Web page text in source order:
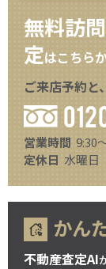
無料訪
定はこちら
ご来店予約と
営業時間 9:30
定休日 水曜日
かん
不動産査定AI